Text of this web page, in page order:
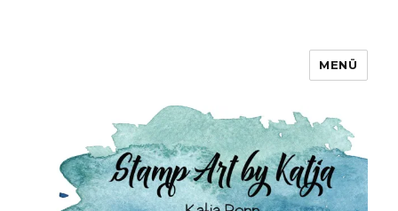
MENÜ